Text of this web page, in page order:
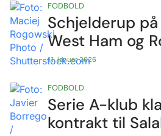
Schjelderup
West Ham og
11. januar 2026
FODBOLD
Serie A-klub
kontrakt til
FODBOLD